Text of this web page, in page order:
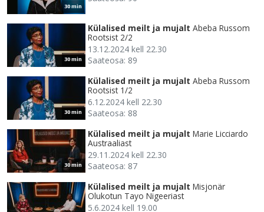
30 min
30 min
Külalised meilt ja mujalt Abeba Russom
Rootsist 2/2
13.12.2024 kell 22.30
Saateosa: 89
30 min
Külalised meilt ja mujalt Abeba Russom
Rootsist 1/2
6.12.2024 kell 22.30
Saateosa: 88
30 min
Külalised meilt ja mujalt Marie Licciardo
Austraaliast
29.11.2024 kell 22.30
Saateosa: 87
Külalised meilt ja mujalt Misjonär
Olukotun Tayo Nigeeriast
5.6.2024 kell 19.00